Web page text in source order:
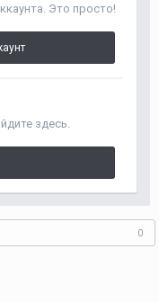
Это просто!
здесь.
0